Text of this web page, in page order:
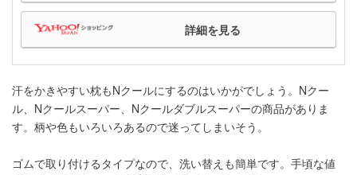
詳細を見る
汗をかきやすい枕もNクールにするのはいかがでしょう。Nクー
ル、Nクールスーパー、Nクールダブルスーパーの商品がありま
す。柄や色もいろいろあるので迷ってしまいそう。
ゴムで取り付けるタイプなので、洗い替えも簡単です。手頃な値